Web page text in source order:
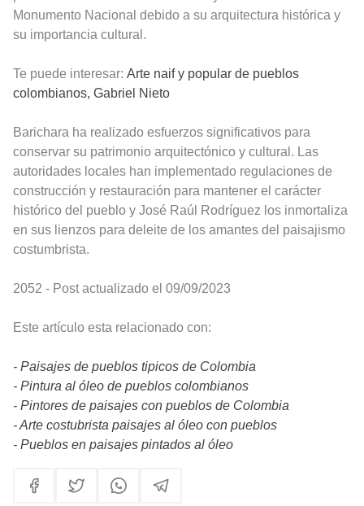
Monumento Nacional debido a su arquitectura histórica y
su importancia cultural.
Te puede interesar: Arte naif y popular de pueblos
colombianos, Gabriel Nieto
Barichara ha realizado esfuerzos significativos para
conservar su patrimonio arquitectónico y cultural. Las
autoridades locales han implementado regulaciones de
construcción y restauración para mantener el carácter
histórico del pueblo y José Raúl Rodríguez los inmortaliza
en sus lienzos para deleite de los amantes del paisajismo
costumbrista.
2052 - Post actualizado el 09/09/2023
Este artículo esta relacionado con:
- Paisajes de pueblos tipicos de Colombia
- Pintura al óleo de pueblos colombianos
- Pintores de paisajes con pueblos de Colombia
- Arte costubrista paisajes al óleo con pueblos
- Pueblos en paisajes pintados al óleo